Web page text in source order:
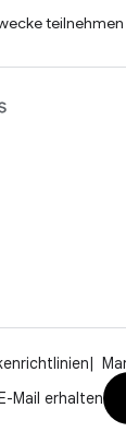
teilnehmen
Mail erhalten